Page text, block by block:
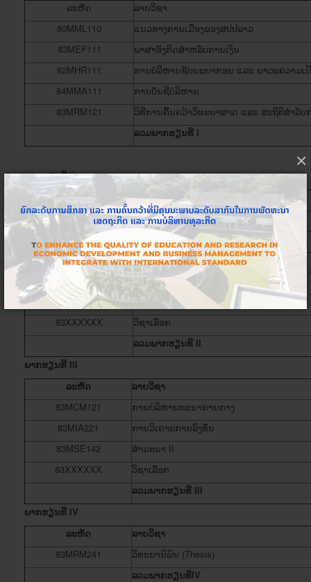
×
ລະຫັດ
ລາຍວິຊາ
80MML110
ແນວທາງການເມືອງຂອງສປປລາວ
83MEF111
ພາສາອັງກິດສຳຫລັບການເງິນ
82MHR111
ການບໍລິຫານຊັບພະຍາກອນ ແລະ ພາວະຄວາມເ
84MMA111
ການບັນຊີ​ບໍລິຫານ
83MRM121
ວິທີການຄົ້ນຄວ້າວິທະຍາສາດ ແລະ ສະຖິຕິສຳລັບ
ລວມພາກຮຽນ​ທີ I
ພາກຮຽນ​ທີII
ລະຫັດ
ລາຍ​ວິຊາ
82MAD111
ການບໍລິຫານການຕະຫລາດຂັ້ນສູງ
83MEF111
ການ​ບໍລິຫານ​ການ​ເງິນ
83MFA121
ການວິເຄາະໃບລາຍງານທາງການເງິນ
83MBM121
ການບໍລິຫານທະນາຄານທຸລະກິດ
83MSE141
ສຳມະນາ I
83XXXXXX
ວິຊາເລືອກ
ລວມພາກຮຽນ​ທີ II
ພາກຮຽນ​ທີ III
ລະຫັດ
ລາຍ​ວິຊາ
83MCM121
ການ​ບໍລິຫານ​ທະນາຄານ​ກາງ
83MIA221
ການວິເຄາະການ​ລົງທຶນ
83MSE142
ສຳມະນາ II
83XXXXXX
ວິຊາເລືອກ
ລວມພາກຮຽນ​ທີ III
ພາກຮຽນ​ທີ IV
ລະຫັດ
ລາຍວິຊາ
83MRM241
​ວິທະຍາ​ນິພົນ (Thesis)
ລວມພາກຮຽນ​ທີIV